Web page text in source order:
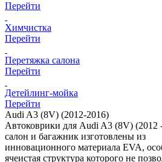
Перейти
Химчистка
Перейти
Перетяжка салона
Перейти
Детейлинг-мойка
Перейти
Audi A3 (8V) (2012-2016)
Автоковрики для Audi A3 (8V) (2012
салон и багажник изготовлены из
инновационного материала EVA,
ячеистая структура которого не